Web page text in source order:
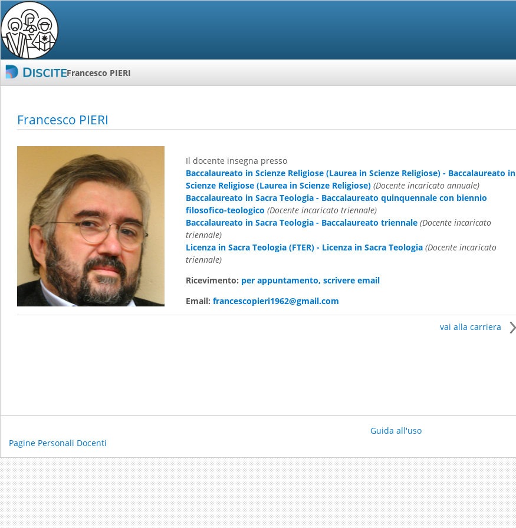
Francesco PIERI
Francesco PIERI
Il docente insegna presso
Baccalaureato in Scienze Religiose (Laurea in Scienze Religiose) - Baccalaureato in
Scienze Religiose (Laurea in Scienze Religiose) (Docente incaricato annuale)
Baccalaureato in Sacra Teologia - Baccalaureato quinquennale con biennio
filosofico-teologico (Docente incaricato triennale)
Baccalaureato in Sacra Teologia - Baccalaureato triennale (Docente incaricato
triennale)
Licenza in Sacra Teologia (FTER) - Licenza in Sacra Teologia (Docente incaricato
triennale)
Ricevimento: per appuntamento, scrivere email
Email: francescopieri1962@gmail.com
vai alla carriera
Pagine Personali Docenti
Guida all'uso